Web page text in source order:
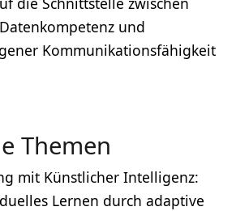
und
Kommunikationsfähigkeit
Themen
mit Künstlicher Intelligenz:
Lernen durch adaptive